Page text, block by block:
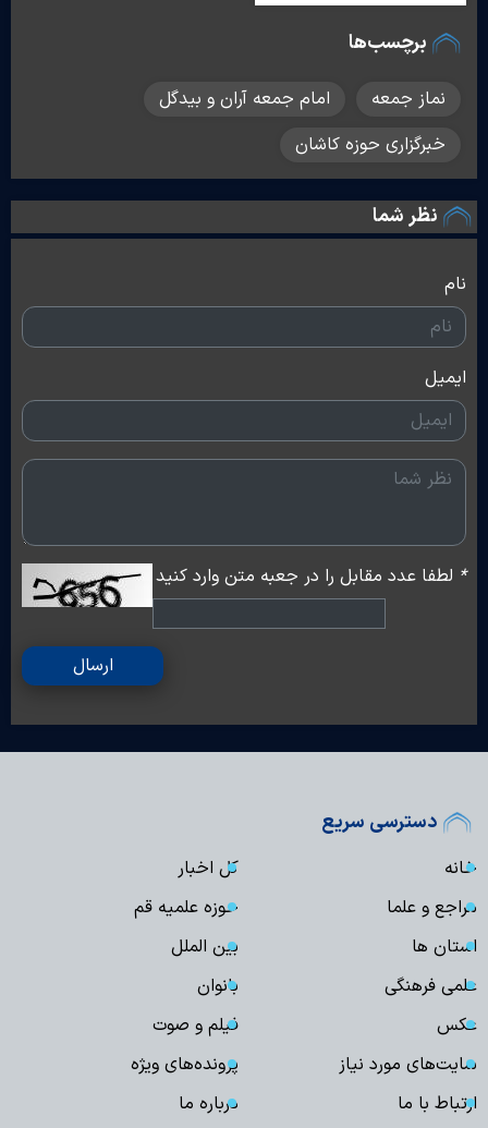
برچسب‌ها
نماز جمعه
امام جمعه آران و بیدگل
خبرگزاری حوزه کاشان
نظر شما
نام
ایمیل
* لطفا عدد مقابل را در جعبه متن وارد کنید
ارسال
دسترسی سریع
خانه
کل اخبار
مراجع و علما
حوزه علمیه قم
استان ها
بین الملل
علمی فرهنگی
بانوان
عکس
فیلم و صوت
سایت‌های مورد نیاز
پرونده‌های ویژه
ارتباط با ما
درباره ما